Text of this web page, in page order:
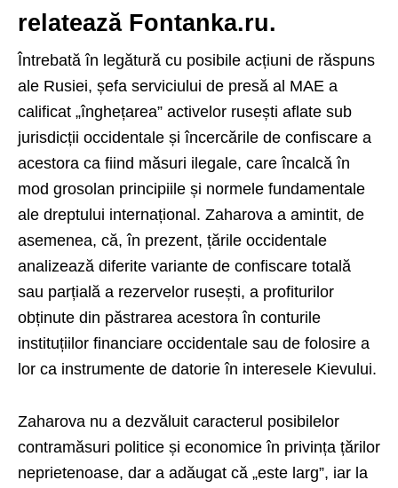
relatează Fontanka.ru.
Întrebată în legătură cu posibile acțiuni de răspuns
ale Rusiei, șefa serviciului de presă al MAE a
calificat „înghețarea” activelor rusești aflate sub
jurisdicții occidentale și încercările de confiscare a
acestora ca fiind măsuri ilegale, care încalcă în
mod grosolan principiile și normele fundamentale
ale dreptului internațional. Zaharova a amintit, de
asemenea, că, în prezent, țările occidentale
analizează diferite variante de confiscare totală
sau parțială a rezervelor rusești, a profiturilor
obținute din păstrarea acestora în conturile
instituțiilor financiare occidentale sau de folosire a
lor ca instrumente de datorie în interesele Kievului.
Zaharova nu a dezvăluit caracterul posibilelor
contramăsuri politice și economice în privința țărilor
neprietenoase, dar a adăugat că „este larg”, iar la